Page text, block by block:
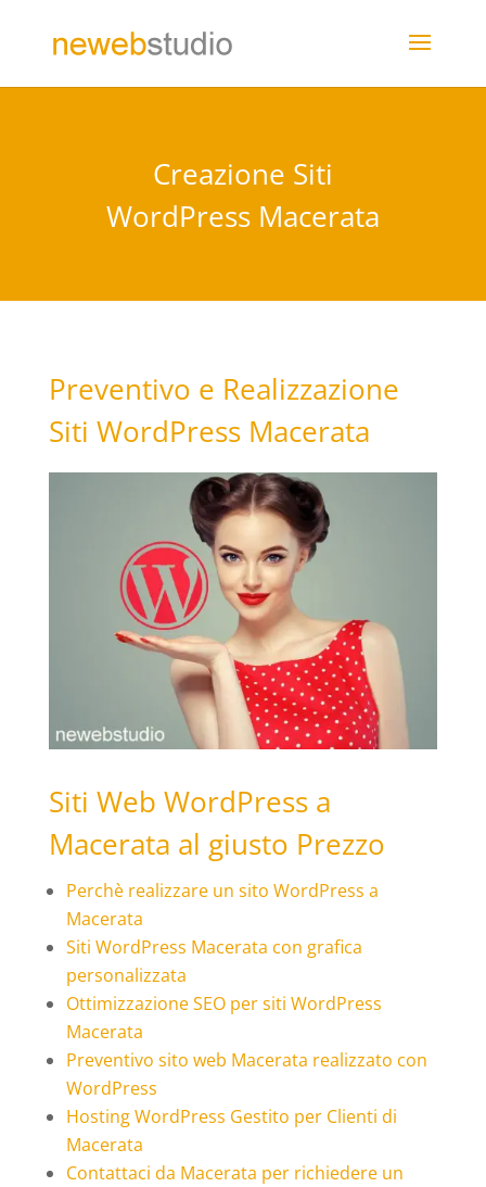
Creazione Siti
WordPress Macerata
Preventivo e Realizzazione
Siti WordPress Macerata
Siti Web WordPress a
Macerata al giusto Prezzo
Perchè realizzare un sito WordPress a
Macerata
Siti WordPress Macerata con grafica
personalizzata
Ottimizzazione SEO per siti WordPress
Macerata
Preventivo sito web Macerata realizzato con
WordPress
Hosting WordPress Gestito per Clienti di
Macerata
Contattaci da Macerata per richiedere un